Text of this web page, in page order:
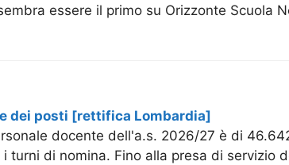
essere il primo su Orizzonte Scuola
dei posti [rettifica Lombardia]
docente dell'a.s. 2026/27 è di
di nomina. Fino alla presa di servizio